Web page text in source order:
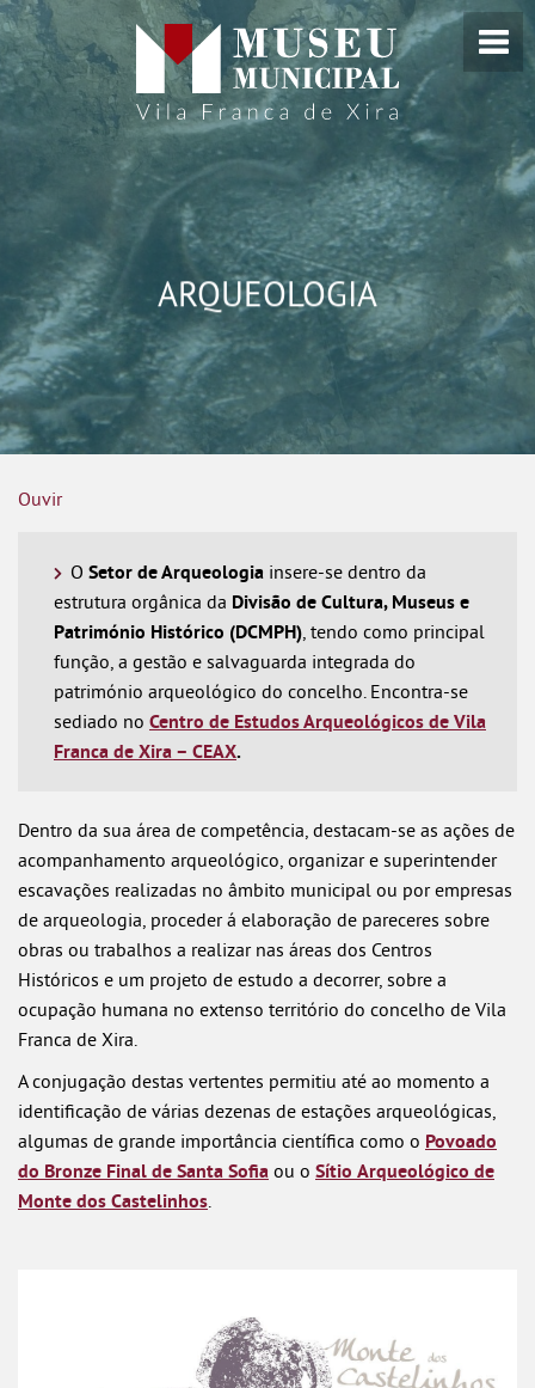
ARQUEOLOGIA
Ouvir
O Setor de Arqueologia insere-se dentro da
estrutura orgânica da Divisão de Cultura, Museus e
Património Histórico (DCMPH), tendo como principal
função, a gestão e salvaguarda integrada do
património arqueológico do concelho. Encontra-se
sediado no Centro de Estudos Arqueológicos de Vila
Franca de Xira – CEAX.
Dentro da sua área de competência, destacam-se as ações de
acompanhamento arqueológico, organizar e superintender
escavações realizadas no âmbito municipal ou por empresas
de arqueologia, proceder á elaboração de pareceres sobre
obras ou trabalhos a realizar nas áreas dos Centros
Históricos e um projeto de estudo a decorrer, sobre a
ocupação humana no extenso território do concelho de Vila
Franca de Xira.
A conjugação destas vertentes permitiu até ao momento a
identificação de várias dezenas de estações arqueológicas,
algumas de grande importância científica como o Povoado
do Bronze Final de Santa Sofia ou o Sítio Arqueológico de
Monte dos Castelinhos.